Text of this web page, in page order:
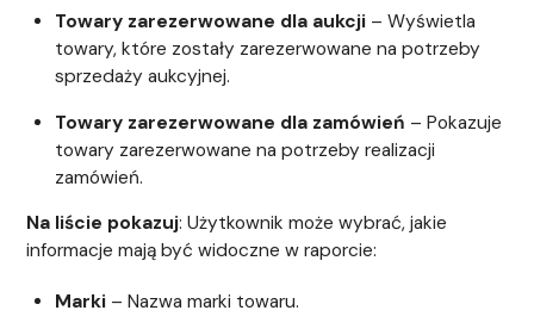
Towary zarezerwowane dla aukcji– Wyświetla
towary, które zostały zarezerwowane na potrzeby
sprzedaży aukcyjnej.
Towary zarezerwowane dla zamówień – Pokazuje
towary zarezerwowane na potrzeby realizacji
zamówień.
Na liście pokazuj: Użytkownik może wybrać, jakie
informacje mają być widoczne w raporcie:
Marki– Nazwa marki towaru.